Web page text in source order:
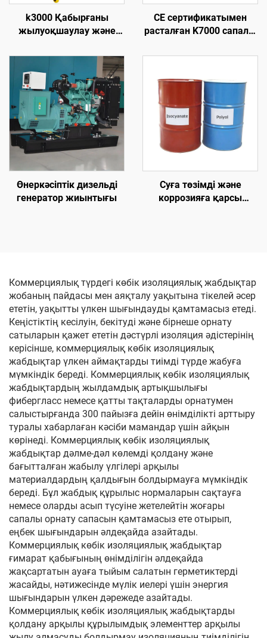
k3000 Қабырғаны
жылуоқшаулау және
жоғары қысымды
полиуретан көбік ұстау
машинасы
CE сертификатымен
расталған K7000 сапалы
полиуретан және
жабыны машинасы
Өнеркәсіптік дизельді
генератор жиынтығы
Суға төзімді және
коррозияға қарсы
Коммерциялық түрдегі көбік изоляциялық жабдықтар
жобаның пайдасы мен аяқталу уақытына тікелей әсер
ететін, уақытты үлкен шығындауды қамтамасыз етеді.
Кеңістіктің кесілуін, бекітуді және бірнеше орнату
сатыларын қажет ететін дәстүрлі изоляция әдістерінің
керісінше, коммерциялық көбік изоляциялық
жабдықтар үлкен аймақтарды тиімді түрде жабуға
мүмкіндік береді. Коммерциялық көбік изоляциялық
жабдықтардың жылдамдық артықшылығы
фибергласс немесе қатты тақталарды орнатумен
салыстырғанда 300 пайызға дейін өнімділікті арттыру
туралы хабарлаған кәсіби мамандар үшін айқын
көрінеді. Коммерциялық көбік изоляциялық
жабдықтар дәлме-дәл көлемді қолдану және
бағытталған жабылу үлгілері арқылы
материалдардың қалдығын болдырмауға мүмкіндік
береді. Бұл жабдық құрылыс нормаларын сақтауға
немесе оларды асып түсуіне жетелейтін жоғары
сапалы орнату сапасын қамтамасыз ете отырып,
еңбек шығындарын әлдеқайда азайтады.
Коммерциялық көбік изоляциялық жабдықтар
ғимарат қабығының өнімділігін әлдеқайда
жақсартатын ауаға тыйым салатын герметиктерді
жасайды, нәтижесінде мүлік иелері үшін энергия
шығындарын үлкен дәрежеде азайтады.
Коммерциялық көбік изоляциялық жабдықтарды
қолдану арқылы құрылымдық элементтер арқылы